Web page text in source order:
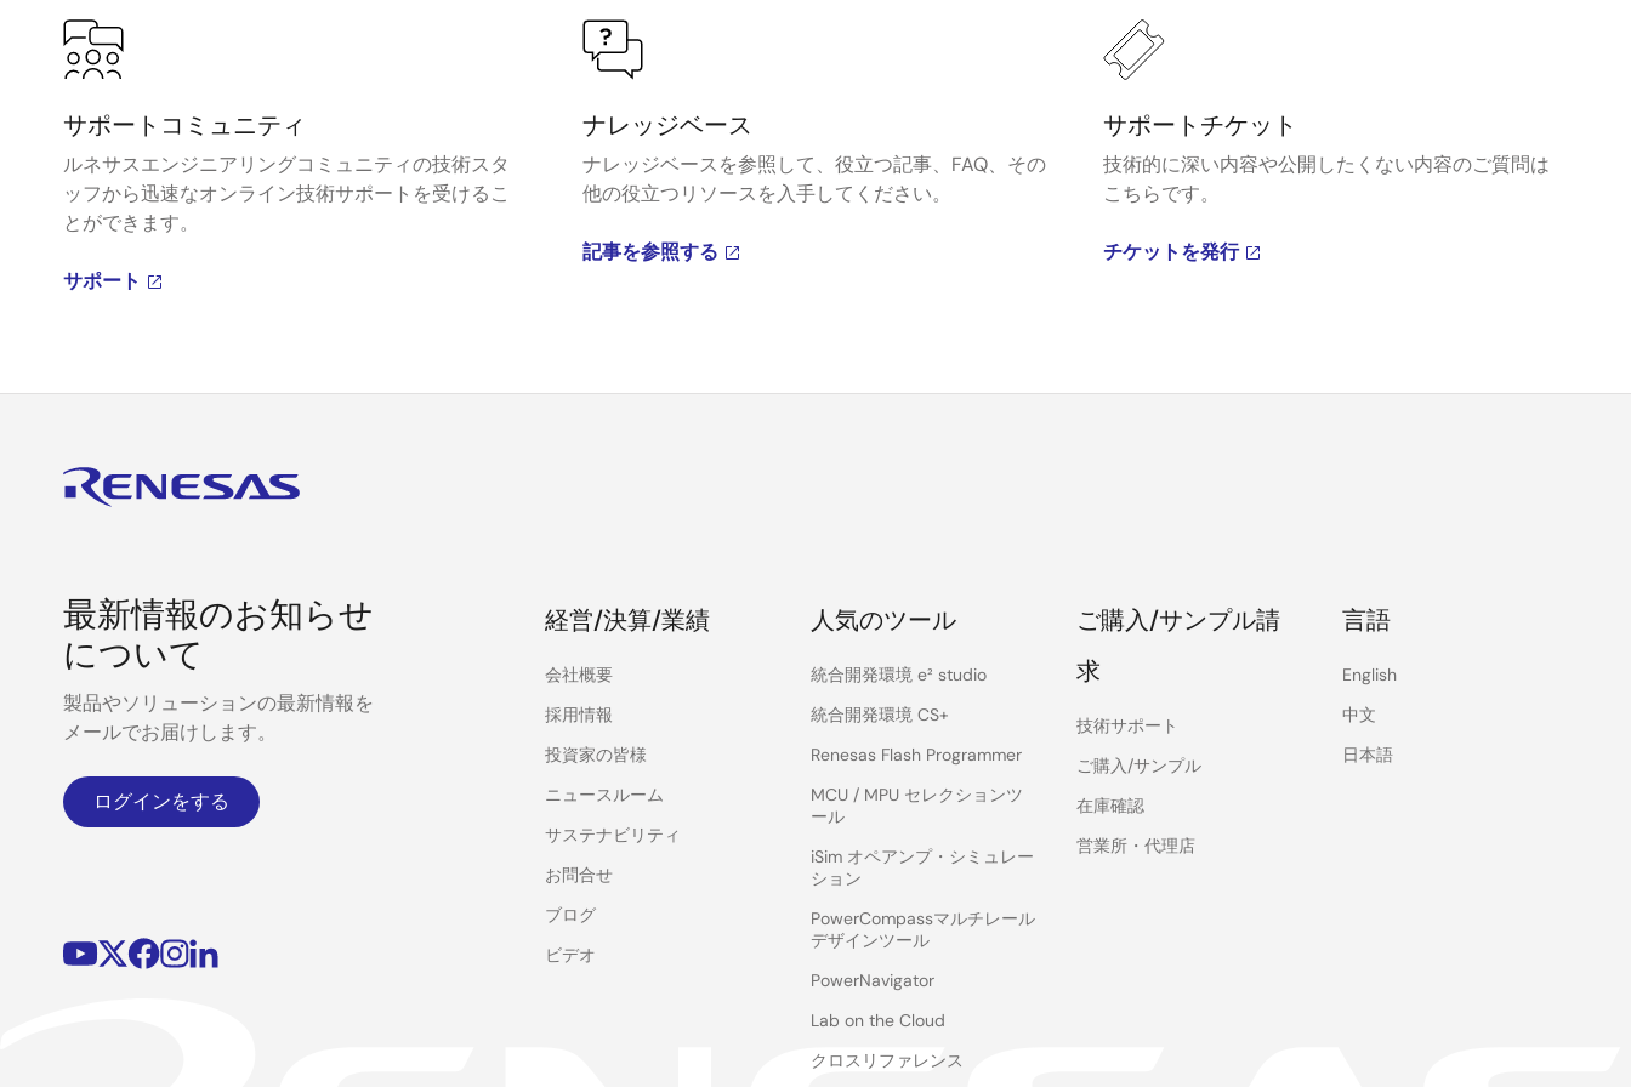
サポートコミュニティ
ルネサスエンジニアリングコミュニティの技術スタ
ッフから迅速なオンライン技術サポートを受けるこ
とができます。
サポート
ナレッジベース
ナレッジベースを参照して、役立つ記事、FAQ、その
他の役立つリソースを入手してください。
記事を参照する
サポートチケット
技術的に深い内容や公開したくない内容のご質問は
こちらです。
チケットを発行
最新情報のお知らせ
について
製品やソリューションの最新情報を
メールでお届けします。
ログインをする
経営/決算/業績
会社概要
採用情報
投資家の皆様
ニュースルーム
サステナビリティ
お問合せ
ブログ
ビデオ
人気のツール
統合開発環境 e² studio
統合開発環境 CS+
Renesas Flash Programmer
MCU / MPU セレクションツ
ール
iSim オペアンプ・シミュレー
ション
PowerCompassマルチレール
デザインツール
PowerNavigator
Lab on the Cloud
クロスリファレンス
ご購入/サンプル請
求
技術サポート
ご購入/サンプル
在庫確認
営業所・代理店
言語
English
中文
日本語